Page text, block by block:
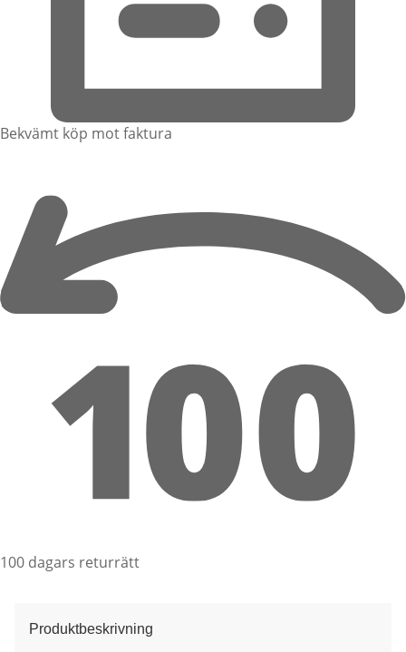
Bekvämt köp mot faktura
100 dagars returrätt
Produktbeskrivning